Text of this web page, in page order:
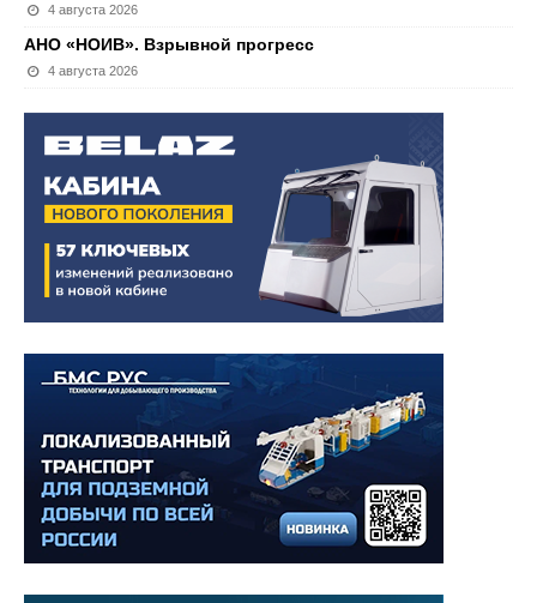
4 августа 2026
АНО «НОИВ». Взрывной прогресс
4 августа 2026